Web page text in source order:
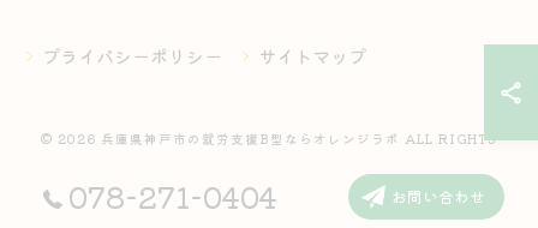
078-271-0404 お問い合わせ
プライバシーポリシー サイトマップ
© 2026 兵庫県神戸市の就労支援B型ならオレンジラボ ALL RIGHTS